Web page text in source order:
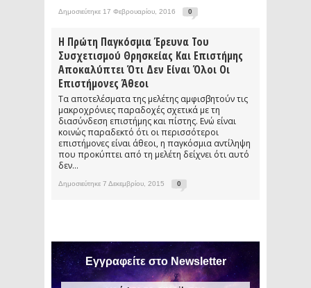
Δημοσιεύτηκε 17 Φεβρουαρίου, 2016 0
Η Πρώτη Παγκόσμια Έρευνα Του
Συσχετισμού Θρησκείας Και Επιστήμης
Αποκαλύπτει Ότι Δεν Είναι Όλοι Οι
Επιστήμονες Άθεοι
Τα αποτελέσματα της μελέτης αμφισβητούν τις
μακροχρόνιες παραδοχές σχετικά με τη
διασύνδεση επιστήμης και πίστης. Ενώ είναι
κοινώς παραδεκτό ότι οι περισσότεροι
επιστήμονες είναι άθεοι, η παγκόσμια αντίληψη
που προκύπτει από τη μελέτη δείχνει ότι αυτό
δεν...
Δημοσιεύτηκε 7 Δεκεμβρίου, 2015 0
Εγγραφείτε στο Newsletter